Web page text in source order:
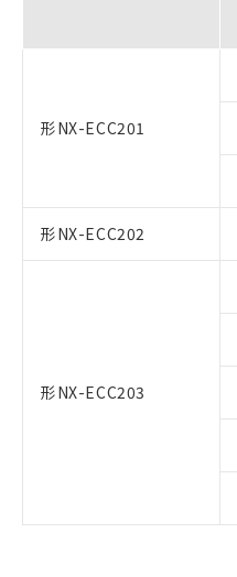
形NX-ECC201
形NX-ECC202
形NX-ECC203